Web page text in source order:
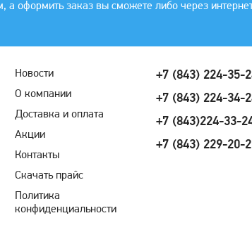
оформить заказ вы сможете либо через
Новости
О компании
Доставка и оплата
Акции
Контакты
Скачать прайс
Политика
конфиденциальности
+7 (843) 224-35-
+7 (843) 224-34-
+7 (843)224-33-
+7 (843) 229-20-